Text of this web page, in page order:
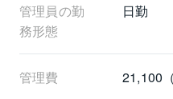
管理員の勤
務形態
日勤
管理費 21,100